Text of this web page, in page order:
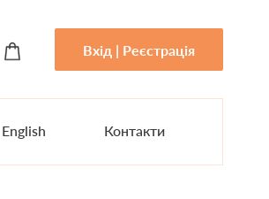
Вхід | Реєстрація
English Контакти